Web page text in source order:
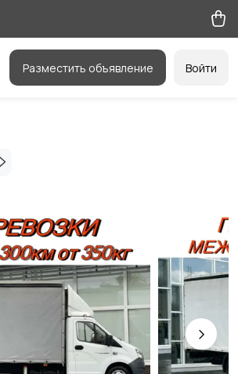
Разместить объявление Войти